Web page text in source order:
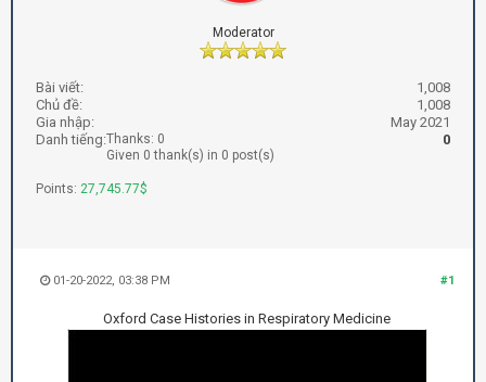
Moderator
Bài viết:
1,008
Chủ đề:
1,008
Gia nhập:
May 2021
Danh tiếng:
0
Thanks: 0
Given 0 thank(s) in 0 post(s)
Points: 27,745.77$
#1
01-20-2022, 03:38 PM
Oxford Case Histories in Respiratory Medicine